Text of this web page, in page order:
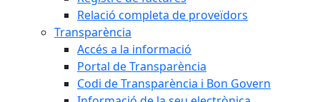
Relació completa de proveïdors
Transparència
Accés a la informació
Portal de Transparència
Codi de Transparència i Bon Govern